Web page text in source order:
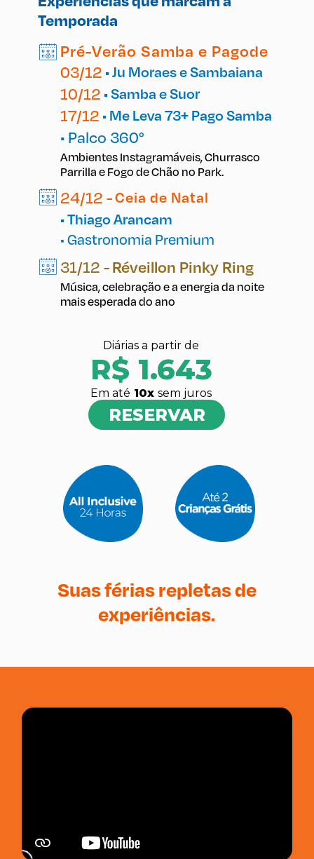
Temporada
Pré-Verão Samba e Pagode
03/12 • Ju Moraes e Sambaiana
10/12 • Samba e Suor
17/12 • Me Leva 73+ Pago Samba
• Palco 360°
Ambientes Instagramáveis, Churrasco
Parrilla e Fogo de Chão no Park.
24/12 -Ceia de Natal
• Thiago Arancam
• Gastronomia Premium
31/12 -Réveillon Pinky Ring
Música, celebração e a energia da noite
mais esperada do ano
Diárias a partir de
R$ 1.643
Em até 10x sem juros
RESERVAR
Suas férias repletas de
experiências.